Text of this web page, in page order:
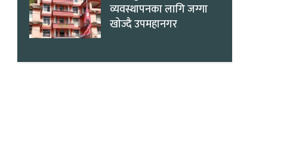
व्यवस्थापनका लागि जग्गा
खोज्दै उपमहानगर